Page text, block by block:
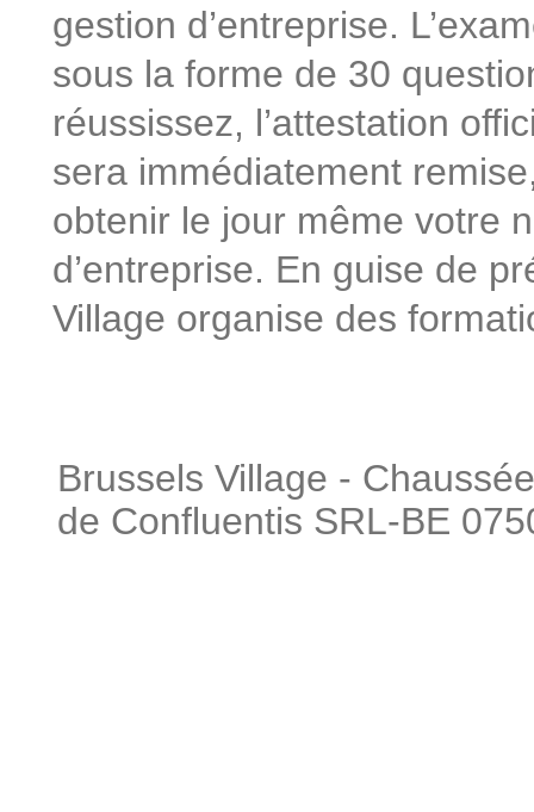
gestion d’entreprise.
sous la forme de 30
réussissez, l’attestation
sera immédiatement
obtenir le jour même votre
d’entreprise. En guise de
Village organise des
Brussels Village -
de Confluentis SRL-BE